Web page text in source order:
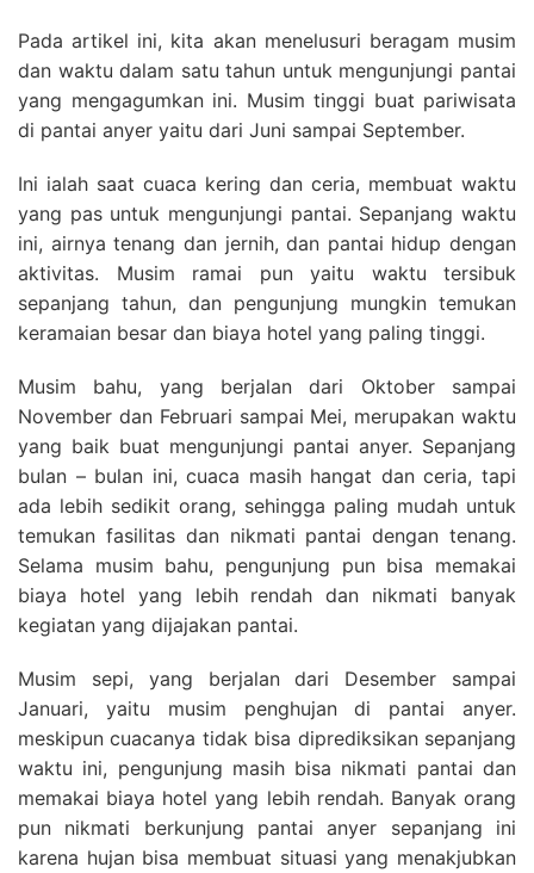
Pada artikel ini, kita akan menelusuri beragam musim
dan waktu dalam satu tahun untuk mengunjungi pantai
yang mengagumkan ini. Musim tinggi buat pariwisata
di pantai anyer yaitu dari Juni sampai September.
Ini ialah saat cuaca kering dan ceria, membuat waktu
yang pas untuk mengunjungi pantai. Sepanjang waktu
ini, airnya tenang dan jernih, dan pantai hidup dengan
aktivitas. Musim ramai pun yaitu waktu tersibuk
sepanjang tahun, dan pengunjung mungkin temukan
keramaian besar dan biaya hotel yang paling tinggi.
Musim bahu, yang berjalan dari Oktober sampai
November dan Februari sampai Mei, merupakan waktu
yang baik buat mengunjungi pantai anyer. Sepanjang
bulan – bulan ini, cuaca masih hangat dan ceria, tapi
ada lebih sedikit orang, sehingga paling mudah untuk
temukan fasilitas dan nikmati pantai dengan tenang.
Selama musim bahu, pengunjung pun bisa memakai
biaya hotel yang lebih rendah dan nikmati banyak
kegiatan yang dijajakan pantai.
Musim sepi, yang berjalan dari Desember sampai
Januari, yaitu musim penghujan di pantai anyer.
meskipun cuacanya tidak bisa diprediksikan sepanjang
waktu ini, pengunjung masih bisa nikmati pantai dan
memakai biaya hotel yang lebih rendah. Banyak orang
pun nikmati berkunjung pantai anyer sepanjang ini
karena hujan bisa membuat situasi yang menakjubkan